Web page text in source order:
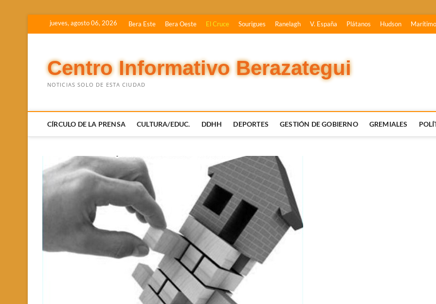
jueves, agosto 06, 2026 Bera Este Bera Oeste El Cruce Sourigues Ranelagh V. España Plátanos Hudson Marítimo
Centro Informativo Berazategui
NOTICIAS SOLO DE ESTA CIUDAD
CÍRCULO DE LA PRENSA CULTURA/EDUC. DDHH DEPORTES GESTIÓN DE GOBIERNO GREMIALES